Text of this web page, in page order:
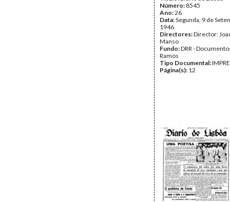
Número: 8545
Ano:26
Data:Segunda, 9 de
1946
Directores:Director:
Manso
Fundo:DRR -
Ramos
Tipo Documental:
Página(s): 12